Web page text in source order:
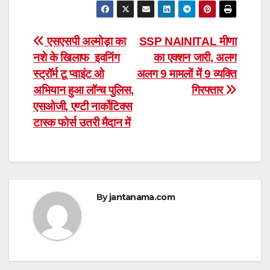
Post
navigation
SSP NAINITAL मीणा
का एक्शन जारी, अलग
अलग 9 मामलों में 9 व्यक्ति
गिरफ्तार
एसएसपी अल्मोड़ा का
नशे के खिलाफ इवनिंग
स्ट्रॉर्म टू प्वाइंट ओ
अभियान हुआ लॉन्च पुलिस,
एसओजी, एण्टी नार्कोटिक्स
टास्क फोर्स उतरी मैदान में
Byjantanama.com